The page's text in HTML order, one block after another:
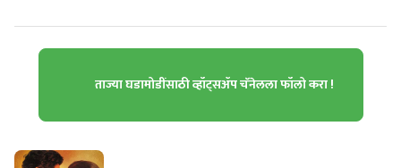
ताज्या घडामोडींसाठी व्हॉट्सॲप चॅनेलला फॉलो करा !